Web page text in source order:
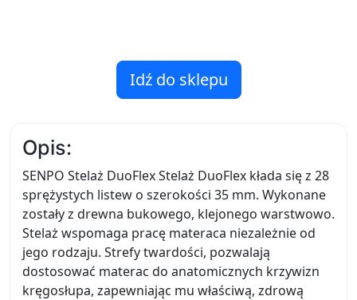
Idź do sklepu
Opis:
SENPO Stelaż DuoFlex Stelaż DuoFlex kłada się z 28
sprężystych listew o szerokości 35 mm. Wykonane
zostały z drewna bukowego, klejonego warstwowo.
Stelaż wspomaga pracę materaca niezależnie od
jego rodzaju. Strefy twardości, pozwalają
dostosować materac do anatomicznych krzywizn
kręgosłupa, zapewniając mu właściwą, zdrową